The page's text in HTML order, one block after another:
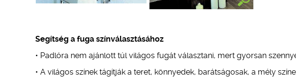
Segítség a fuga színválasztásához
• Padlóra nem ajánlott túl világos fugát választani, mert gyorsan
• A világos színek tágítják a teret, könnyedek, barátságosak, a mély